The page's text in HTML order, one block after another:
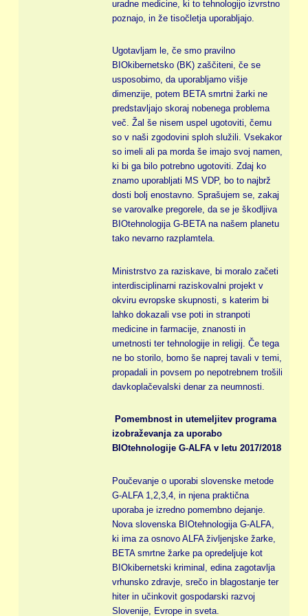
uradne medicine, ki to tehnologijo izvrstno
poznajo, in že tisočletja uporabljajo.
Ugotavljam le, če smo pravilno
BIOkibernetsko (BK) zaščiteni, če se
usposobimo, da uporabljamo višje
dimenzije, potem BETA smrtni žarki ne
predstavljajo skoraj nobenega problema
več. Žal še nisem uspel ugotoviti, čemu
so v naši zgodovini sploh služili. Vsekakor
so imeli ali pa morda še imajo svoj namen,
ki bi ga bilo potrebno ugotoviti. Zdaj ko
znamo uporabljati MS VDP, bo to najbrž
dosti bolj enostavno. Sprašujem se, zakaj
se varovalke pregorele, da se je škodljiva
BIOtehnologija G-BETA na našem planetu
tako nevarno razplamtela.
Ministrstvo za raziskave, bi moralo začeti
interdisciplinarni raziskovalni projekt v
okviru evropske skupnosti, s katerim bi
lahko dokazali vse poti in stranpoti
medicine in farmacije, znanosti in
umetnosti ter tehnologije in religij. Če tega
ne bo storilo, bomo še naprej tavali v temi,
propadali in povsem po nepotrebnem trošili
davkoplačevalski denar za neumnosti.
Pomembnost in utemeljitev programa
izobraževanja za uporabo
BIOtehnologije G-ALFA v letu 2017/2018
Poučevanje o uporabi slovenske metode
G-ALFA 1,2,3,4, in njena praktična
uporaba je izredno pomembno dejanje.
Nova slovenska BIOtehnologija G-ALFA,
ki ima za osnovo ALFA življenjske žarke,
BETA smrtne žarke pa opredeljuje kot
BIOkibernetski kriminal, edina zagotavlja
vrhunsko zdravje, srečo in blagostanje ter
hiter in učinkovit gospodarski razvoj
Slovenije, Evrope in sveta.